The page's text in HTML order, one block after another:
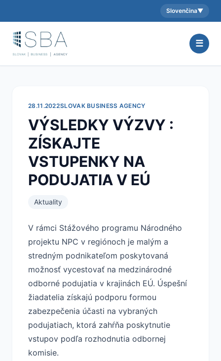
Aktuálny jazyk:
Slovenčina▼
☰
28.11.2022SLOVAK BUSINESS AGENCY
VÝSLEDKY VÝZVY :
ZÍSKAJTE
VSTUPENKY NA
PODUJATIA V EÚ
Aktuality
V rámci Stážového programu Národného
projektu NPC v regiónoch je malým a
stredným podnikateľom poskytovaná
možnosť vycestovať na medzinárodné
odborné podujatia v krajinách EÚ. Úspešní
žiadatelia získajú podporu formou
zabezpečenia účasti na vybraných
podujatiach, ktorá zahŕňa poskytnutie
vstupov podľa rozhodnutia odbornej
komisie.